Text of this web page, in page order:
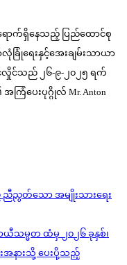
ောက်ရှိနေသည့် ပြည်ထောင်စု
ခြုံရေးနှင့်အေးချမ်းသာယာ
င်လှိုင်သည် ၂၆-၉-၂၀၂၅ ရက်
ကြံပေးပုဂ္ဂိုလ် Mr. Anton
ညီညွတ်သော အမျိုးသားရေး
ယီသမ္မတ ထံမှ ၂၀၂၆ ခုနှစ်၊
းအနားသို့ ပေးပို့သည့်